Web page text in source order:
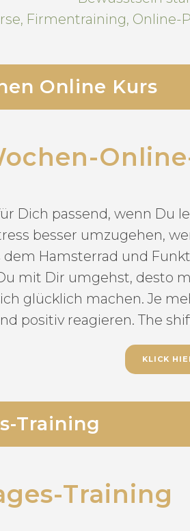
Firmentraining, Online-
Online Kurs
Dich passend, wenn
besser umzugehen,
dem Hamsterrad und
mit Dir umgehst, desto
glücklich machen. Je
positiv reagieren. The
KLICK
Training
Training